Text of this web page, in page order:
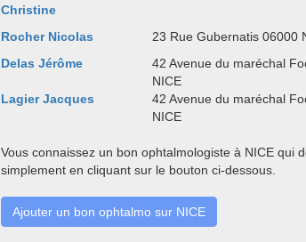
Christine
Rocher Nicolas 23 Rue Gubernatis 06000
Delas Jérôme
42 Avenue du maréchal
NICE
Lagier Jacques
42 Avenue du maréchal
NICE
Vous connaissez un bon ophtalmologiste à NICE qui
simplement en cliquant sur le bouton ci-dessous.
Ajouter un bon ophtalmo sur NICE